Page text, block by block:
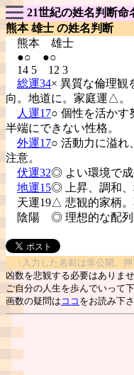
21世紀の姓名判断命
熊本 雄士 の姓名判断
熊本 雄士
●○ ●○
14 5 12 3
総運34× 異質な倫理観
向。地道に。家庭運△。
人運17○ 個性を活かす
半端にできない性格。
外運17○ 活動力に溢れ
注意。
伏運32◎ よい環境で成
地運15◎ 上昇、調和、
天運19△ 悲観的家柄。
陰陽 ◎ 理想的な配列
↑入力した名前は非公開。押
凶数を悲観する必要はありま
ご自分の人生を歩んでいって下
画数の疑問は ココ をお読み下さ